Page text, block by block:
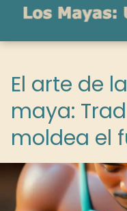
El arte de
maya:
moldea el